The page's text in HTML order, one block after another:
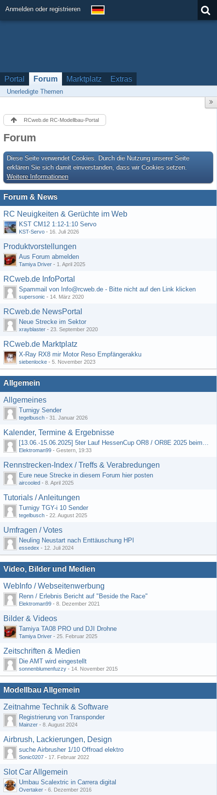
Anmelden oder registrieren
Portal Forum Marktplatz Extras
Unerledigte Themen
RCweb.de RC-Modellbau-Portal
Forum
Diese Seite verwendet Cookies. Durch die Nutzung unserer Seite
erklären Sie sich damit einverstanden, dass wir Cookies setzen.
Weitere Informationen
Forum & News
RC Neuigkeiten & Gerüchte im Web
KST CM12 1:12-1:10 Servo
KST-Servo - 16. Juli 2026
Produktvorstellungen
Aus Forum abmelden
Tamiya Driver - 1. April 2025
RCweb.de InfoPortal
Spammail von Info@rcweb.de - Bitte nicht auf den Link klicken
supersonic - 14. März 2020
RCweb.de NewsPortal
Neue Strecke im Sektor
xrayblaster - 23. September 2020
RCweb.de Marktplatz
X-Ray RX8 mir Motor Reso Empfängerakku
siebenlocke - 5. November 2023
Allgemein
Allgemeines
Turnigy Sender
tegelbusch - 31. Januar 2026
Kalender, Termine & Ergebnisse
[13.06.-15.06.2025] 5ter Lauf HessenCup OR8 / OR8E 2025 beim MSC Ober-Mörlen e.V.
Elektroman99 - Gestern, 19:33
Rennstrecken-Index / Treffs & Verabredungen
Eure neue Strecke in diesem Forum hier posten
aircooled - 8. April 2025
Tutorials / Anleitungen
Turnigy TGY-i 10 Sender
tegelbusch - 22. August 2025
Umfragen / Votes
Neuling Neustart nach Enttäuschung HPI
essedex - 12. Juli 2024
Video, Bilder und Medien
WebInfo / Webseitenwerbung
Renn / Erlebnis Bericht auf "Beside the Race"
Elektroman99 - 8. Dezember 2021
Bilder & Videos
Tamiya TA08 PRO und DJI Drohne
Tamiya Driver - 25. Februar 2025
Zeitschriften & Medien
Die AMT wird eingestellt
sonnenblumenfuzzy - 14. November 2015
Modellbau Allgemein
Zeitnahme Technik & Software
Registrierung von Transponder
Mainzer - 8. August 2024
Airbrush, Lackierungen, Design
suche Airbrusher 1/10 Offroad elektro
Sonic0207 - 17. Februar 2022
Slot Car Allgemein
Umbau Scalextric in Carrera digital
Overtaker - 6. Dezember 2016